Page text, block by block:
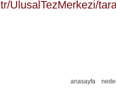
UlusalTezMerkezi/
anasayfa